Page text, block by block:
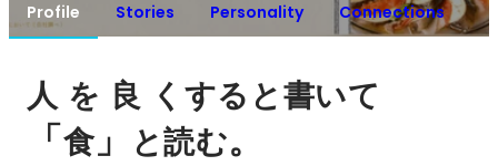
Profile Stories Personality Connections
人 を 良 くすると書いて
「食」 と読む。